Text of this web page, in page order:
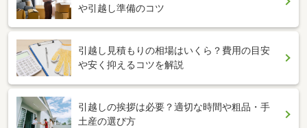
や引越し準備のコツ
引越し見積もりの相場はいくら？費用の目安
や安く抑えるコツを解説
引越しの挨拶は必要？適切な時間や粗品・手
土産の選び方